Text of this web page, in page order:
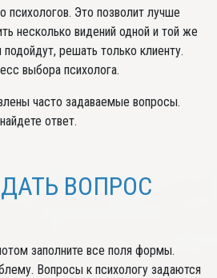
психологов. Это позволит лучше
несколько видений одной и той же
подойдут, решать только клиенту.
выбора психолога.
часто задаваемые вопросы.
ответ.
ВОПРОС
заполните все поля формы.
Вопросы к психологу задаются